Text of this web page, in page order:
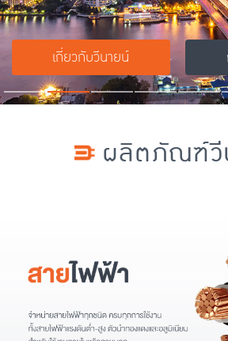
เกี่ยวกับวีนายน์
ผลิตภัณฑ์วี